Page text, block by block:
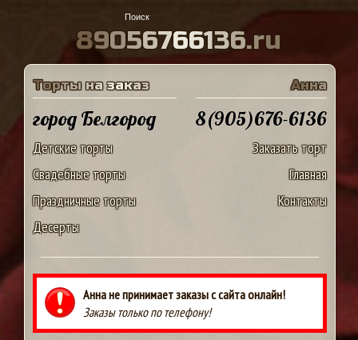
89056766136.ru
Торты на заказ
город Белгород
Детские торты
Свадебные торты
Праздничные торты
Десерты
Анна
8(905)676-6136
Заказать торт
Главная
Контакты
Анна не принимает заказы с сайта онлайн!
Заказы только по телефону!